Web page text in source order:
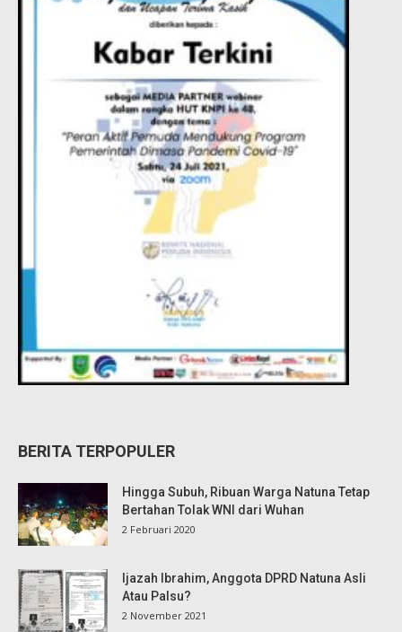
BERITA TERPOPULER
Hingga Subuh, Ribuan Warga Natuna Tetap
Bertahan Tolak WNI dari Wuhan
2 Februari 2020
Ijazah Ibrahim, Anggota DPRD Natuna Asli
Atau Palsu?
2 November 2021